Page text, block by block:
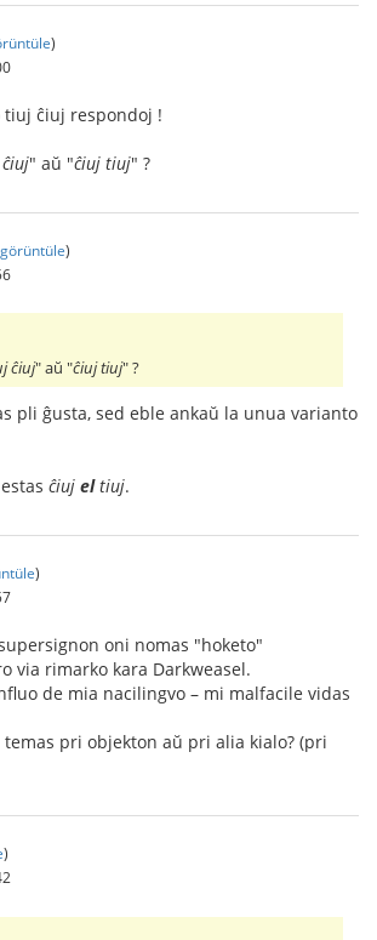
)
tiuj ĉiuj respondoj !
" aŭ "ĉiuj tiuj" ?
)
ĉiuj" aŭ "ĉiuj tiuj" ?
pli ĝusta, sed eble ankaŭ la unua varianto
ĉiuj eltiuj.
)
oni nomas "hoketo"
via rimarko kara Darkweasel.
de mia nacilingvo – mi malfacile vidas
temas pri objekton aŭ pri alia kialo? (pri
)